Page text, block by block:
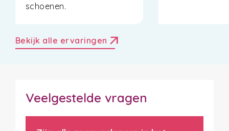
schoenen.
Bekijk alle ervaringen arrow_outward
Veelgestelde vragen